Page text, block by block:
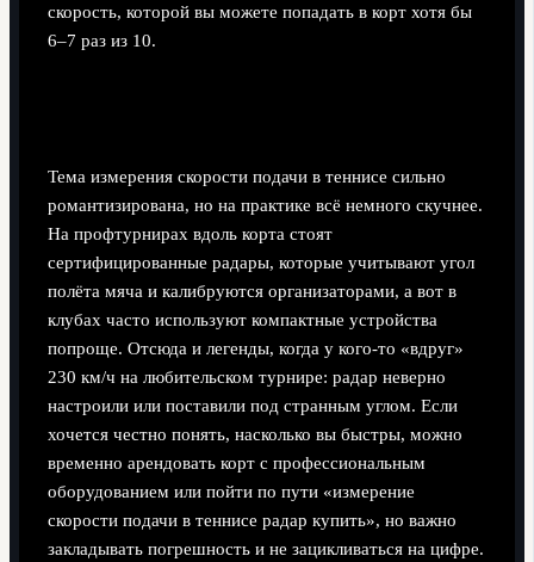
скорость, которой вы можете попадать в корт хотя бы
6–7 раз из 10.
Тема измерения скорости подачи в теннисе сильно
романтизирована, но на практике всё немного скучнее.
На профтурнирах вдоль корта стоят
сертифицированные радары, которые учитывают угол
полёта мяча и калибруются организаторами, а вот в
клубах часто используют компактные устройства
попроще. Отсюда и легенды, когда у кого-то «вдруг»
230 км/ч на любительском турнире: радар неверно
настроили или поставили под странным углом. Если
хочется честно понять, насколько вы быстры, можно
временно арендовать корт с профессиональным
оборудованием или пойти по пути «измерение
скорости подачи в теннисе радар купить», но важно
закладывать погрешность и не зацикливаться на цифре.